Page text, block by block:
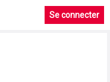
Se connecter